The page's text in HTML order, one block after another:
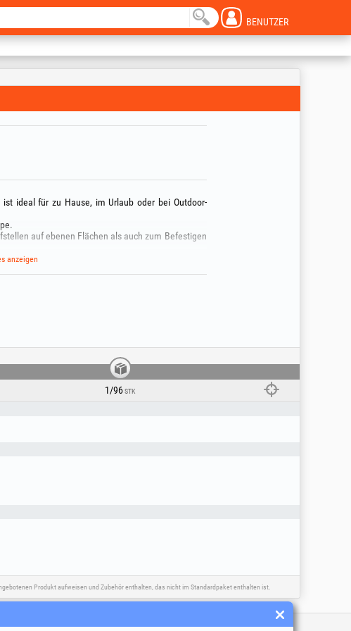
BENUTZER
ist ideal für zu Hause, im Urlaub oder bei Outdoor-
auf ebenen Flächen als auch zum Befestigen
sodass sie ohne Netzstromquelle geladen
50% oder 100%, und bietet damit 6 bzw. 3
ca. 7 h.
Stromquelle an. Es wird nur über das Solarpanel
darf 40 Grad nicht überschreiten. Verwenden Sie
Geben Sie das Produkt nur bei autorisierten
anzeigen
1/96STK
Produkt aufweisen und Zubehör enthalten, das nicht im Standardpaket enthalten ist.
Links